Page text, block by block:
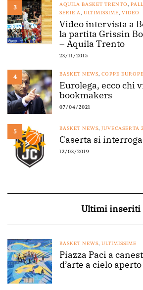
3 AQUILA BASKET TRENTO
SERIE A
ULTIMISSIME VIDEO
Video intervista a
la partita Grissin
– Aquila Trento
23/11/2015
4 BASKET NEWS COPPE
Eurolega, ecco chi
bookmakers
07/04/2021
5 BASKET NEWS JUVECASERTA
Caserta si interroga
12/03/2019
Ultimi inseriti
BASKET NEWS ULTIMISSIME
Piazza Paci a
d’arte a cielo aperto